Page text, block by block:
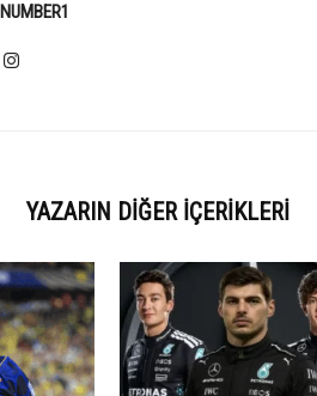
NUMBER1
YAZARIN DIĞER İÇERIKLERI